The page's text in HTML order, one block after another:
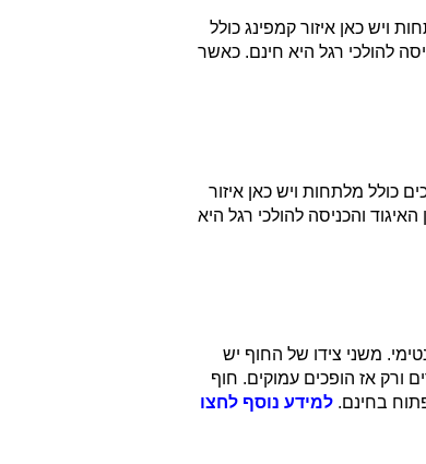
ויש כאן איזור קמפינג כולל
להולכי רגל היא חינם. כאשר
כולל מלתחות ויש כאן איזור
והכניסה להולכי רגל היא
משני צידו של החוף יש
ורק אז הופכים עמוקים. חוף
למידע נוסף לחצו